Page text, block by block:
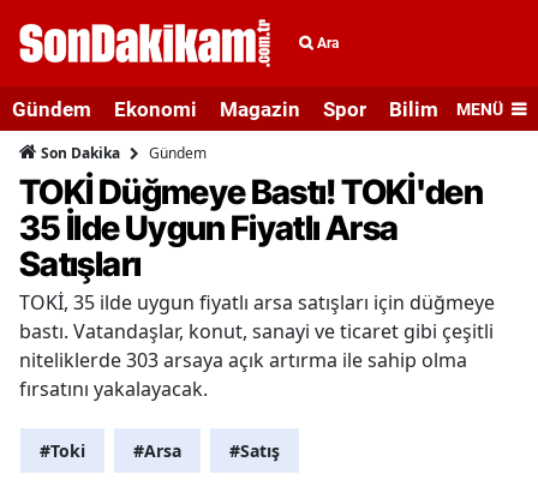
Ara
Gündem Ekonomi Magazin Spor Bilim veMENÜ
Son Dakika Gündem
TOKİ Düğmeye Bastı! TOKİ'den
35 İlde Uygun Fiyatlı Arsa
Satışları
TOKİ, 35 ilde uygun fiyatlı arsa satışları için düğmeye
bastı. Vatandaşlar, konut, sanayi ve ticaret gibi çeşitli
niteliklerde 303 arsaya açık artırma ile sahip olma
fırsatını yakalayacak.
#Toki #Arsa #Satış